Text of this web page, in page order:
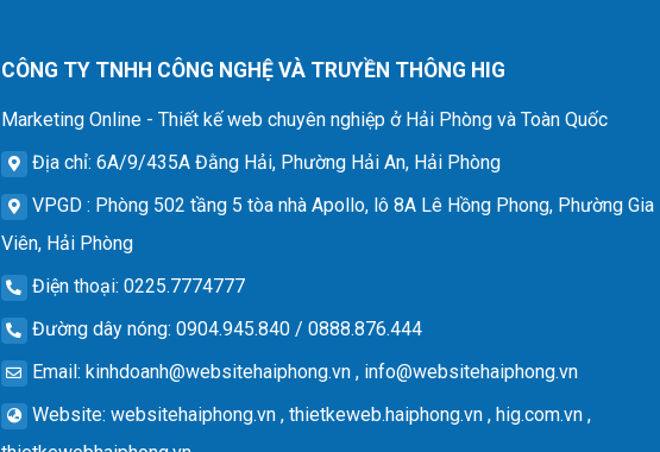
CÔNG TY TNHH CÔNG NGHỆ VÀ TRUYỀN THÔNG HIG
Marketing Online - Thiết kế web chuyên nghiệp ở Hải Phòng và Toàn Quốc
Địa chỉ: 6A/9/435A Đằng Hải, Phường Hải An, Hải Phòng
VPGD : Phòng 502 tầng 5 tòa nhà Apollo, lô 8A Lê Hồng Phong, Phường Gia
Viên, Hải Phòng
Điện thoại: 0225.7774777
Đường dây nóng: 0904.945.840 / 0888.876.444
Email : kinhdoanh@websitehaiphong.vn, info@websitehaiphong.vn
Website: websitehaiphong.vn , thietkeweb.haiphong.vn , hig.com.vn ,